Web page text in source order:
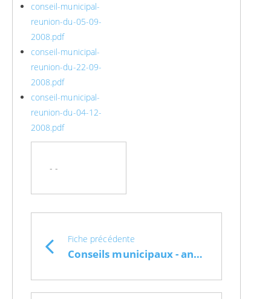
conseil-municipal-
reunion-du-05-09-
2008.pdf
conseil-municipal-
reunion-du-22-09-
2008.pdf
conseil-municipal-
reunion-du-04-12-
2008.pdf
- -
Fiche précédente
Conseils municipaux - année 2026